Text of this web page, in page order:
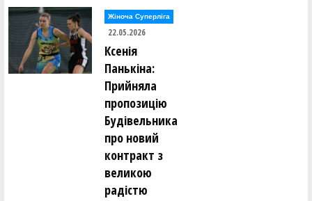
Андрій Кротько ()
Олександр Кубашевський ()
Данило Кузьменко ()
Ія Кулік ()
Максим Кушнір ()
Андрій Макаренко ()
Марина Малафєєва ()
Жіноча Суперліга
22.05.2026
Ксенія
Панькіна:
Прийняла
пропозицію
Будівельника
про новий
контракт з
великою
радістю